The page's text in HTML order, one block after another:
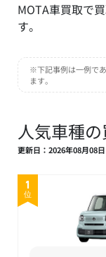
MOTA車買取で
す。
※下記事例は一例で
ます。
人気車種
更新日：2026年08月08日
1
位